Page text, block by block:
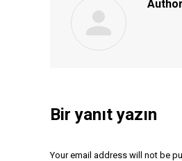
Bir yanıt yazın
Your email address will not be